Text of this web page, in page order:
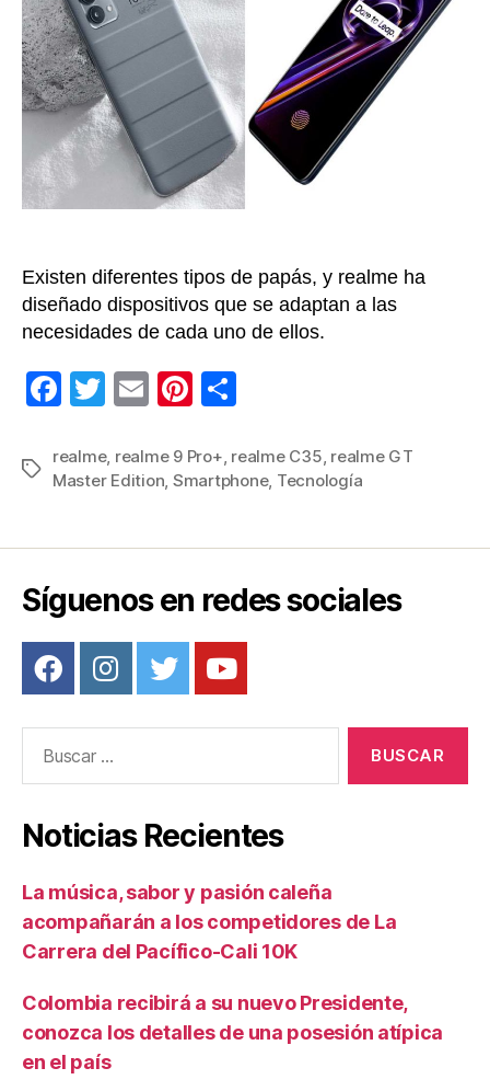
papá?
Existen diferentes tipos de papás, y realme ha
diseñado dispositivos que se adaptan a las
necesidades de cada uno de ellos.
F
c
e
o
k
T
tt
er
E
ail
Pi
er
e
m
p
Etiquetas
realme, realme 9 Pro+, realme C35, realme GT
Master Edition, Smartphone, Tecnología
Síguenos en redes sociales
Noticias Recientes
La música, sabor y pasión caleña
acompañarán a los competidores de La
Carrera del Pacífico-Cali 10K
Colombia recibirá a su nuevo Presidente,
conozca los detalles de una posesión atípica
en el país